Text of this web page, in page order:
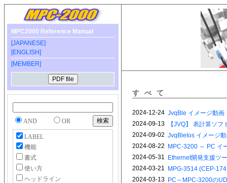
MPC2000 Reference Manual
[JAPANESE]
[ENGLISH]
[MEMBER]
AND OR
LABEL
機能
書式
使い方
ヘッドライン
すべて